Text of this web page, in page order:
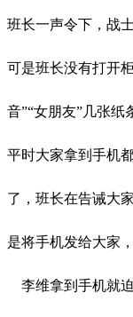
班长一声令下，战
可是班长没有打开
音”“女朋友”几张
平时大家拿到手机
了，班长在告诫大
是将手机发给大家
李维拿到手机就